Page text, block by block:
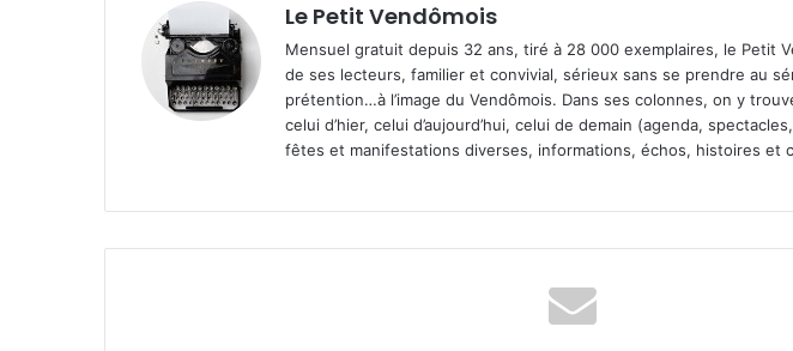
Le Petit Vendômois
Mensuel gratuit depuis 32 ans, tiré à 28 000 exemplaires, le Petit
de ses lecteurs, familier et convivial, sérieux sans se prendre au
prétention…à l’image du Vendômois. Dans ses colonnes, on y
celui d’hier, celui d’aujourd’hui, celui de demain (agenda,
fêtes et manifestations diverses, informations, échos, histoires et